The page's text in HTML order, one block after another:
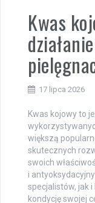
Kwas
17 lipca 2026
Kwas kojowy to
większą
skutecznych
swoich
i
specjalistów, jak
kondycję swojej